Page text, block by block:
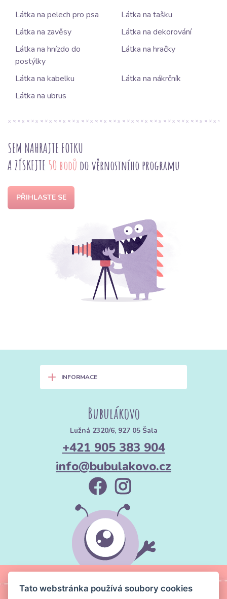
Látka na pelech pro psa
Látka na tašku
Látka na zavěsy
Látka na dekorování
Látka na hnízdo do
postýlky
Látka na hračky
Látka na kabelku
Látka na nákrčník
Látka na ubrus
SEM NAHRAJTE FOTKU
A ZÍSKEJTE 50 bodů do věrnostního programu
PŘIHLASTE SE
+ INFORMACE
Bubulákovo
Lužná 2320/6, 927 05 Šala
+421 905 383 904
info@bubulakovo.cz
Tato webstránka používá soubory cookies